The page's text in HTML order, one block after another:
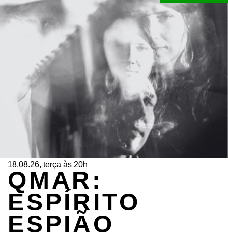
18.08.26, terça às 20h
QMAR:
ESPÍRITO
ESPIÃO